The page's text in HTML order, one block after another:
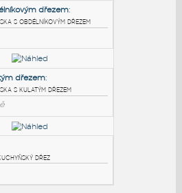
PODOBNÉ BLOKY
- deska pro kulatý dřez
- deska pro kulatý dřez
obdélníkovým dřezem:
deska s obdélníkovým dřezem